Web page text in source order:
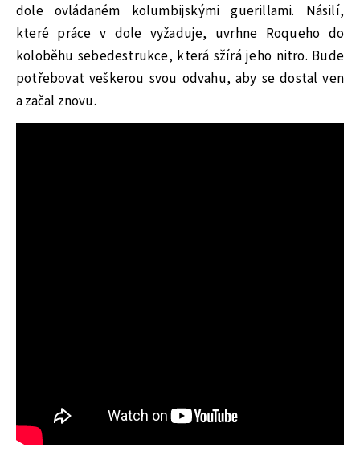
dole ovládaném kolumbijskými guerillami. Násilí,
které práce v dole vyžaduje, uvrhne Roqueho do
koloběhu sebedestrukce, která sžírá jeho nitro. Bude
potřebovat veškerou svou odvahu, aby se dostal ven
a začal znovu.